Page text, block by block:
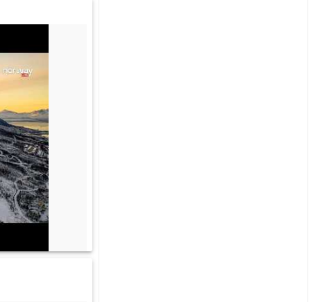
(223)